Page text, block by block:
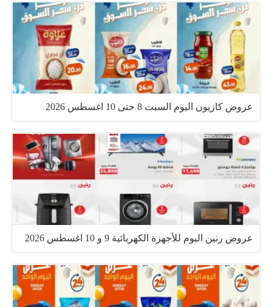
عروض كازيون اليوم السبت 8 حتى 10 اغسطس 2026
عروض رنين اليوم للأجهزة الكهربائية 9 و 10 اغسطس 2026